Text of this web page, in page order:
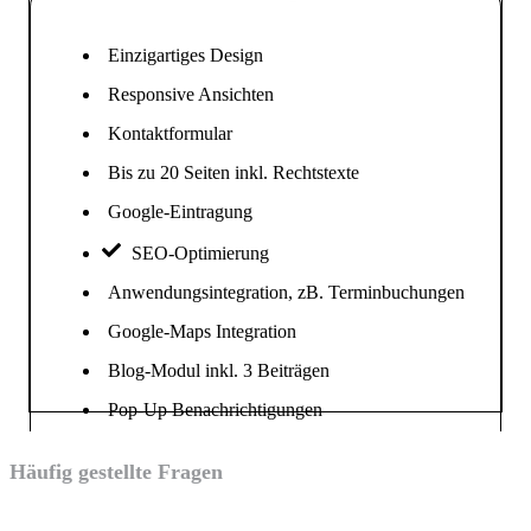
Einzigartiges Design
Responsive Ansichten
Kontaktformular
Bis zu 20 Seiten inkl. Rechtstexte
Google-Eintragung
SEO-Optimierung
Anwendungsintegration, zB. Terminbuchungen
Google-Maps Integration
Blog-Modul inkl. 3 Beiträgen
Pop-Up Benachrichtigungen
Häufig gestellte Fragen